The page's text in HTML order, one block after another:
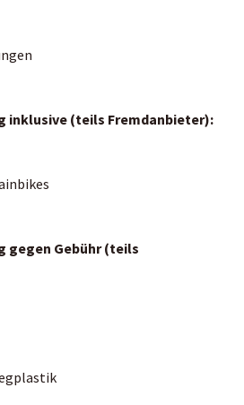
inklusive (teils Fremdanbieter):
gegen Gebühr (teils